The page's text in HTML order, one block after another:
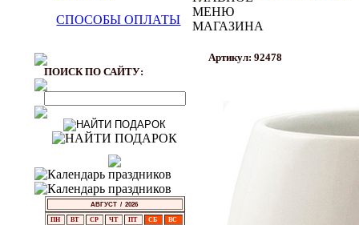
СПОСОБЫ ОПЛАТЫ
ПОИСК ПО САЙТУ:
АВГУСТ / 2026
ПН ВТ СР ЧТ ПТ СБ ВС
Артикул: 92478